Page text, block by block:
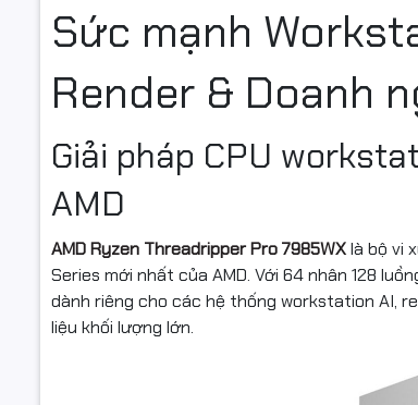
Sức mạnh
Render & Doanh
Giải pháp CPU
AMD
AMD Ryzen Threadripper Pro 7985WXlà bộ vi
Series mới nhất của AMD. Với 64 nhân 128
dành riêng cho các hệ thống workstation AI,
liệu khối lượng lớn.